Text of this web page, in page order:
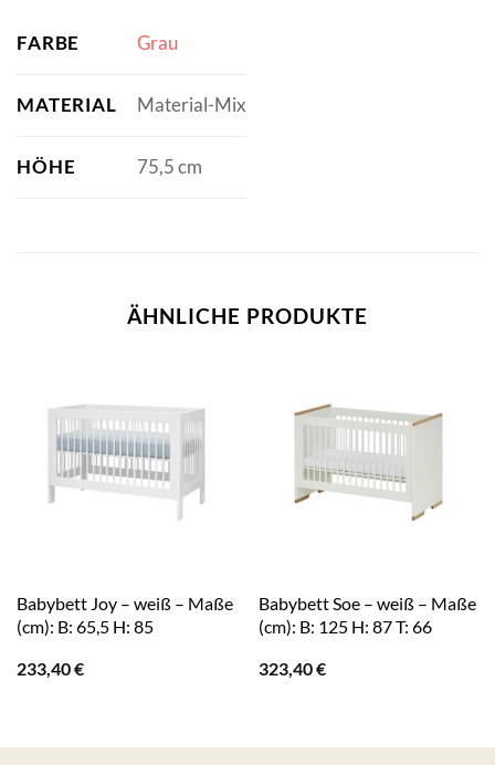
FARBE Grau
MATERIAL Material-Mix
HÖHE 75,5 cm
ÄHNLICHE PRODUKTE
Babybett Joy – weiß – Maße
(cm): B: 65,5 H: 85
233,40€
Babybett Soe – weiß – Maße
(cm): B: 125 H: 87 T: 66
323,40€